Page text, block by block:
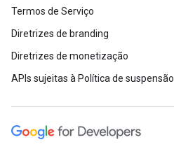
Termos de Serviço
Diretrizes de branding
Diretrizes de monetização
APIs sujeitas à Política de suspensão